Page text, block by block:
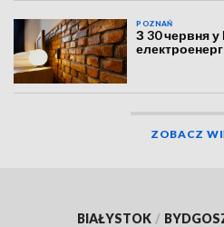
POZNAŃ
З 30 червня у
ZOBACZ
BIAŁYSTOK /